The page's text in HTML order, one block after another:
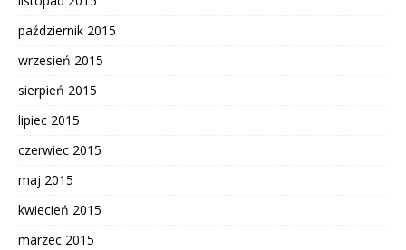
październik 2015
wrzesień 2015
sierpień 2015
lipiec 2015
czerwiec 2015
maj 2015
kwiecień 2015
marzec 2015